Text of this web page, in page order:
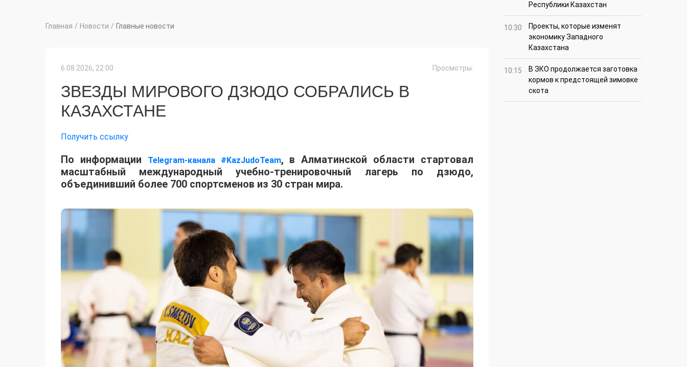
Главная / Новости / Главные новости
6.08.2026, 22:00 Просмотры:
ЗВЕЗДЫ МИРОВОГО ДЗЮДО СОБРАЛИСЬ В
КАЗАХСТАНЕ
Получить ссылку
По информации Telegram-канала #KazJudoTeam, в Алматинской области стартовал
масштабный международный учебно-тренировочный лагерь по дзюдо,
объединивший более 700 спортсменов из 30 стран мира.
Республики Казахстан
10:30
Проекты, которые изменят
экономику Западного
Казахстана
10:15
В ЗКО продолжается заготовка
кормов к предстоящей зимовке
скота